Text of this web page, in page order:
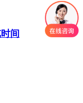
间